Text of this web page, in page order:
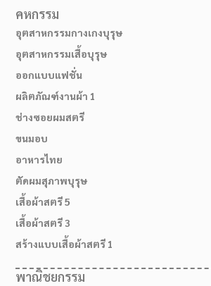
คหกรรม
อุตสาหกรรมกางเกงบุรุษ
อุตสาหกรรมเสื้อบุรุษ
ออกแบบแฟชั่น
ผลิตภัณฑ์งานผ้า 1
ช่างซอยผมสตรี
ขนมอบ
อาหารไทย
ตัดผมสุภาพบุรุษ
เสื้อผ้าสตรี 5
เสื้อผ้าสตรี 3
สร้างแบบเสื้อผ้าสตรี 1
พาณิชยกรรม